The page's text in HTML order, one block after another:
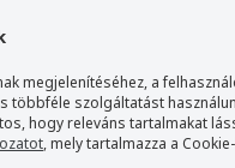
megjelenítéséhez, a
többféle szolgáltatást
hogy releváns tartalmakat
, mely tartalmazza a